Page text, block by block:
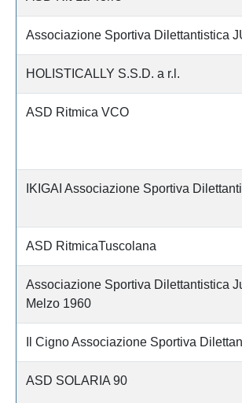
Associazione Sportiva Dilettantistica
HOLISTICALLY S.S.D. a r.l.
ASD Ritmica VCO
IKIGAI Associazione Sportiva
ASD RitmicaTuscolana
Associazione Sportiva Dilettantistica
Melzo 1960
Il Cigno Associazione Sportiva
ASD SOLARIA 90